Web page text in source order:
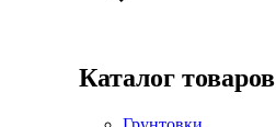
Каталог товаров